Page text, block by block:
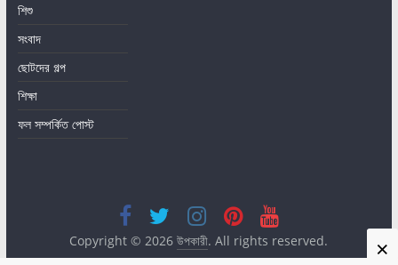
×
শিশু
সংবাদ
ছোটদের গল্প
শিক্ষা
ফল সম্পর্কিত পোস্ট
Copyright © 2026উপকারী. All rights reserved.